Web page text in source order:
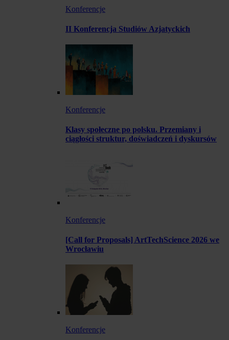
Konferencje
II Konferencja Studiów Azjatyckich
Konferencje
Klasy społeczne po polsku. Przemiany i
ciągłości struktur, doświadczeń i dyskursów
Konferencje
[Call for Proposals] ArtTechScience 2026 we
Wrocławiu
Konferencje